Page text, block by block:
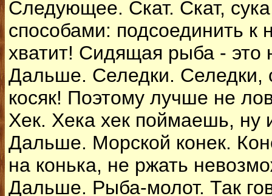
Следующее. Скат. Скат,
способами: подсоединить к
хватит! Сидящая рыба - это
Дальше. Селедки. Селедки,
косяк! Поэтому лучше не
Хек. Хека хек поймаешь, ну
Дальше. Морской конек.
на конька, не ржать
Дальше. Рыба-молот. Так